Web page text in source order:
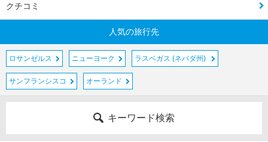
クチコミ
人気の旅行先
ロサンゼルス ニューヨーク ラスベガス (ネバダ州)
サンフランシスコ オーランド
キーワード検索